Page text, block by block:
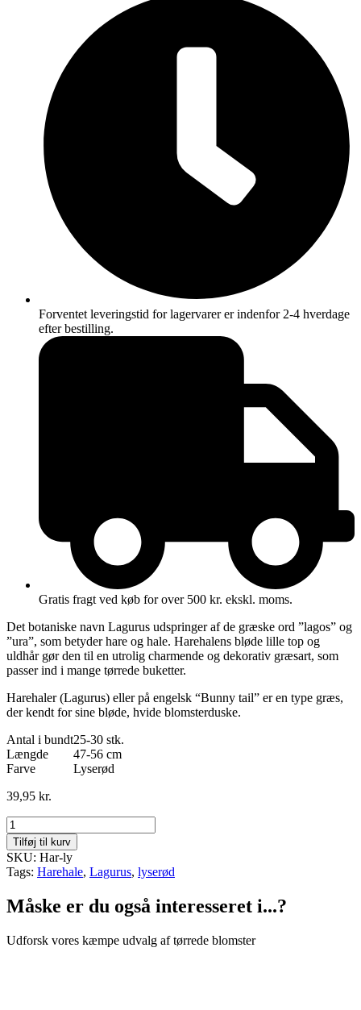
Forventet leveringstid for lagervarer er indenfor 2-4 hverdage
efter bestilling.
Gratis fragt ved køb for over 500 kr. ekskl. moms.
Det botaniske navn Lagurus udspringer af de græske ord ”lagos” og
”ura”, som betyder hare og hale. Harehalens bløde lille top og
uldhår gør den til en utrolig charmende og dekorativ græsart, som
passer ind i mange tørrede buketter.
Harehaler (Lagurus) eller på engelsk “Bunny tail” er en type græs,
der kendt for sine bløde, hvide blomsterduske.
Antal i bundt25-30 stk.
Længde
47-56 cm
Farve
Lyserød
39,95 kr.
Harehale
-
Lyserød
antal
Tilføj til kurv
SKU: Har-ly
Tags: Harehale, Lagurus, lyserød
Måske er du også interesseret i...?
Udforsk vores kæmpe udvalg af tørrede blomster